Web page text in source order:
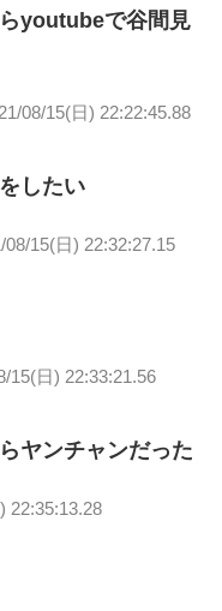
youtubeで谷間見
08/15(日) 22:22:45.88
したい
08/15(日) 22:32:27.15
15(日) 22:33:21.56
ヤンチャンだった
22:35:13.28